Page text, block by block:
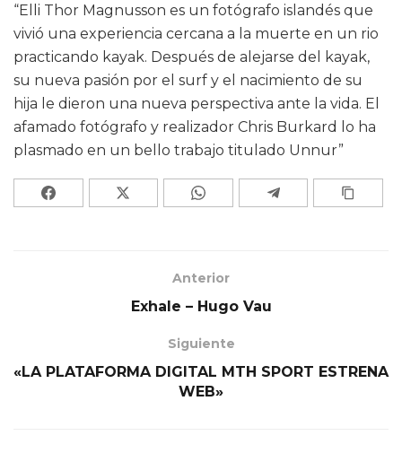
“Elli Thor Magnusson es un fotógrafo islandés que
vivió una experiencia cercana a la muerte en un rio
practicando kayak. Después de alejarse del kayak,
su nueva pasión por el surf y el nacimiento de su
hija le dieron una nueva perspectiva ante la vida. El
afamado fotógrafo y realizador Chris Burkard lo ha
plasmado en un bello trabajo titulado Unnur”
Anterior
Exhale – Hugo Vau
Siguiente
«LA PLATAFORMA DIGITAL MTH SPORT ESTRENA
WEB»